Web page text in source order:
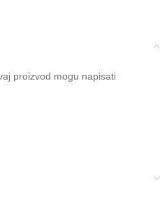
proizvod mogu napisati